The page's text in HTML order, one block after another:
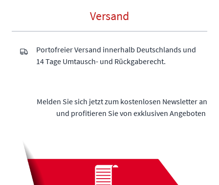
Versand
Portofreier Versand innerhalb Deutschlands und
14 Tage Umtausch- und Rückgaberecht.
Melden Sie sich jetzt zum kostenlosen Newsletter an
und profitieren Sie von exklusiven Angeboten